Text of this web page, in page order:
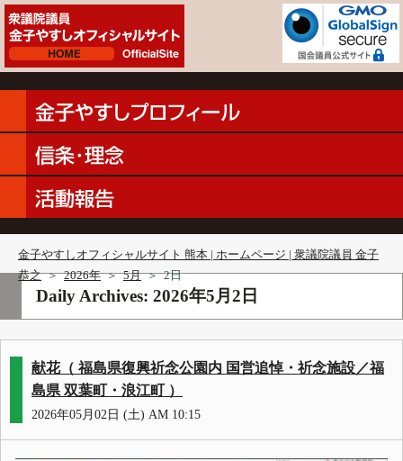
金子やすしオフィシャルサイト 熊本 | ホームページ | 衆議院議員 金子
恭之 ＞ 2026年 ＞ 5月 ＞ 2日
Daily Archives: 2026年5月2日
献花（ 福島県復興祈念公園内 国営追悼・祈念施設／福
島県 双葉町・浪江町 ）
2026年05月02日 (土) AM 10:15